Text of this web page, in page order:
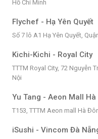
Hồ Chí Minh
Flychef - Hạ Yên Quyết
Số 7 lô A1 Hạ Yên Quyết,
Kichi-Kichi - Royal City
TTTM Royal City, 72 Nguyễn
Nội
Yu Tang - Aeon Mall
T153, TTTM Aeon mall Hà
iSushi - Vincom Đà